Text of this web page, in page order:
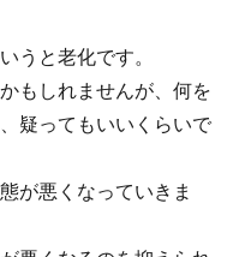
うと老化です。
もしれませんが、何を
疑ってもいいくらいで
が悪くなっていきま